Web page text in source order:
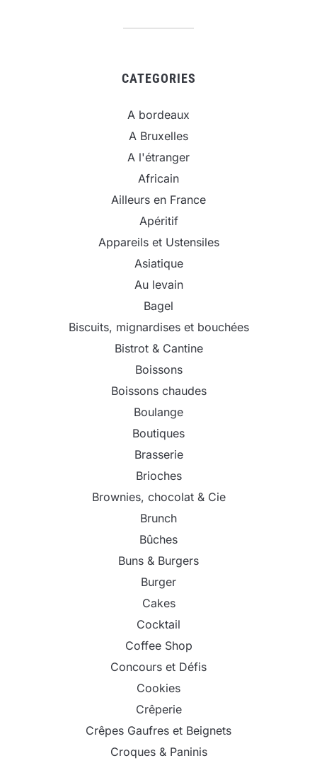
CATEGORIES
A bordeaux
A Bruxelles
A l'étranger
Africain
Ailleurs en France
Apéritif
Appareils et Ustensiles
Asiatique
Au levain
Bagel
Biscuits, mignardises et bouchées
Bistrot & Cantine
Boissons
Boissons chaudes
Boulange
Boutiques
Brasserie
Brioches
Brownies, chocolat & Cie
Brunch
Bûches
Buns & Burgers
Burger
Cakes
Cocktail
Coffee Shop
Concours et Défis
Cookies
Crêperie
Crêpes Gaufres et Beignets
Croques & Paninis